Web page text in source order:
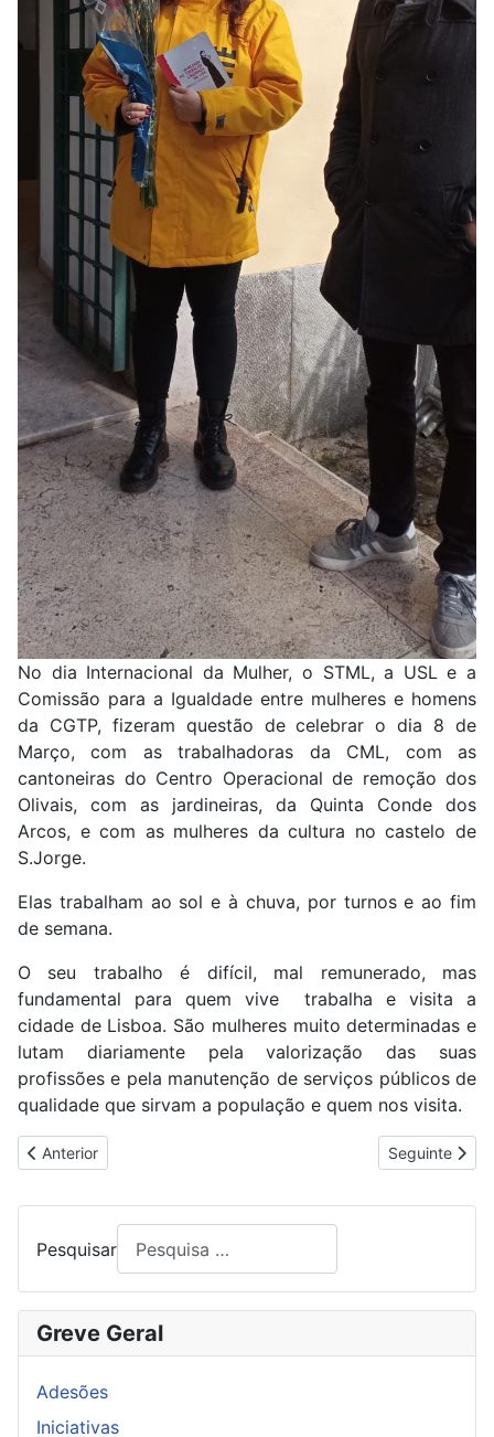
No dia Internacional da Mulher, o STML, a USL e a
Comissão para a Igualdade entre mulheres e homens
da CGTP, fizeram questão de celebrar o dia 8 de
Março, com as trabalhadoras da CML, com as
cantoneiras do Centro Operacional de remoção dos
Olivais, com as jardineiras, da Quinta Conde dos
Arcos, e com as mulheres da cultura no castelo de
S.Jorge.
Elas trabalham ao sol e à chuva, por turnos e ao fim
de semana.
O seu trabalho é difícil, mal remunerado, mas
fundamental para quem vive
trabalha e visita a
cidade de Lisboa. São mulheres muito determinadas e
lutam diariamente pela valorização das suas
profissões e pela manutenção de serviços públicos de
qualidade que sirvam a população e quem nos visita.
Artigo anterior: 50 ANOS EM LIBERDADE DO DIA
Anterior Artigo
Seguinte
Pesquisar
Greve Geral
Adesões
Iniciativas